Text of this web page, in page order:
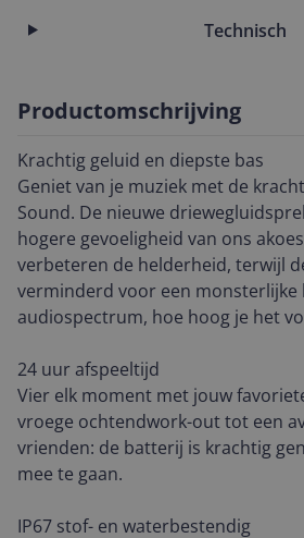
Technisch
Productomschrijving
Krachtig geluid en diepste bas
Geniet van je muziek met de
Sound. De nieuwe
hogere gevoeligheid van ons
verbeteren de helderheid, terwijl
verminderd voor een monsterlijke
audiospectrum, hoe hoog je het
24 uur afspeeltijd
Vier elk moment met jouw
vroege ochtendwork-out tot een
vrienden: de batterij is krachtig
mee te gaan.
IP67 stof- en waterbestendig